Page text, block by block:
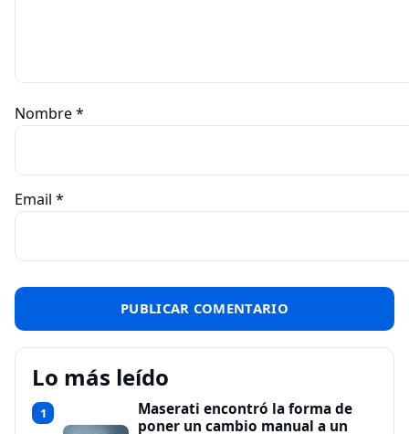
Nombre*
Email *
Lo más leído
1
Maserati encontró la forma de
poner un cambio manual a un